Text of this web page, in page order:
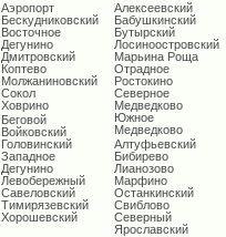
Аэропорт
Бескудниковский
Восточное
Дегунино
Дмитровский
Коптево
Молжаниновский
Сокол
Ховрино
Беговой
Войковский
Головинский
Западное
Дегунино
Левобережный
Савеловский
Тимирязевский
Хорошевский
Алексеевский
Бабушкинский
Бутырский
Лосиноостровский
Марьина Роща
Отрадное
Ростокино
Северное
Медведково
Южное
Медведково
Алтуфьевский
Бибирево
Лианозово
Марфино
Останкинский
Свиблово
Северный
Ярославский